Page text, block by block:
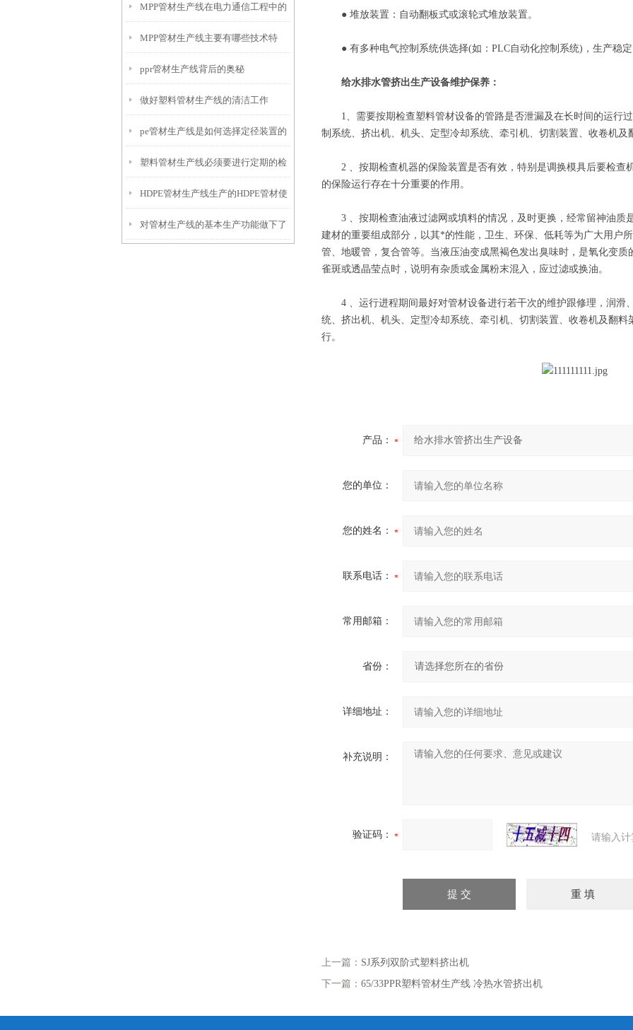
MPP管材生产线在电力通信工程中的
应用有哪些
MPP管材生产线主要有哪些技术特
点？
ppr管材生产线背后的奥秘
做好塑料管材生产线的清洁工作
pe管材生产线是如何选择定径装置的
呢？
塑料管材生产线必须要进行定期的检
查和维护
HDPE管材生产线生产的HDPE管材使
用你知道吗
对管材生产线的基本生产功能做下了
● 堆放装置：自动翻板式或滚轮式堆放装置。
● 有多种电气控制系统供选择(如：PLC自动化控制系统)，生产稳定
给水排水管挤出生产设备维护保养：
1、需要按期检查塑料管材设备的管路是否泄漏及在长时间的运行
制系统、挤出机、机头、定型冷却系统、牵引机、切割装置、收卷机及
2 、按期检查机器的保险装置是否有效，特别是调换模具后要检查
的保险运行存在十分重要的作用。
3 、按期检查油液过滤网或填料的情况，及时更换，经常留神油质
建材的重要组成部分，以其*的性能，卫生、环保、低耗等为广大用户
管、地暖管，复合管等。当液压油变成黑褐色发出臭味时，是氧化变
雀斑或透晶莹点时，说明有杂质或金属粉末混入，应过滤或换油。
4 、运行进程期间最好对管材设备进行若干次的维护跟修理，润滑
统、挤出机、机头、定型冷却系统、牵引机、切割装置、收卷机及翻
行。
产品：
您的单位：
您的姓名：
联系电话：
常用邮箱：
省份：
详细地址：
补充说明：
验证码： 请输入
上一篇： SJ系列双阶式塑料挤出机
下一篇： 65/33PPR塑料管材生产线 冷热水管挤出机